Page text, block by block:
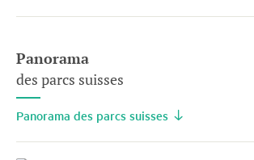
Panorama
des parcs suisses
Panorama des parcs suisses